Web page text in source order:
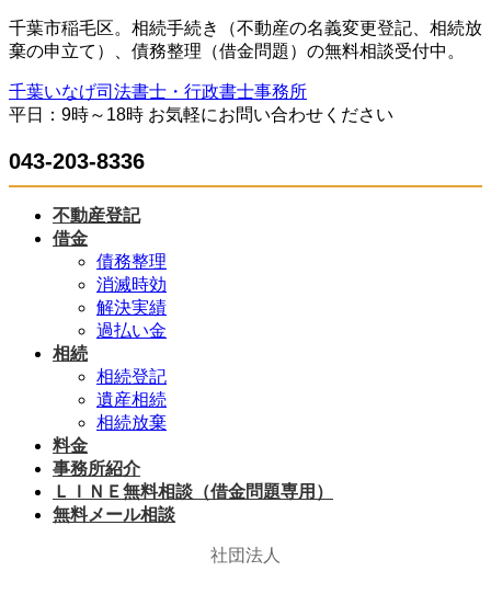
コ
ン
ン
ツ
ス
キ
ナ
ビ
ー
シ
ン
に
千葉市稲毛区。相続手続き（不動産の名義変更登記、相続放
棄の申立て）、債務整理（借金問題）の無料相談受付中。
千葉いなげ司法書士・行政書士事務所
平日：9時～18時 お気軽にお問い合わせください
043-203-8336
不動産登記
借金
債務整理
消滅時効
解決実績
過払い金
相続
相続登記
遺産相続
相続放棄
料金
事務所紹介
ＬＩＮＥ無料相談（借金問題専用）
無料メール相談
社団法人